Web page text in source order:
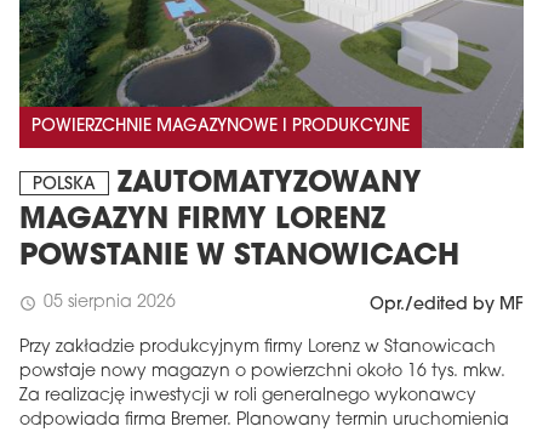
POWIERZCHNIE MAGAZYNOWE I PRODUKCYJNE
POLSKA
ZAUTOMATYZOWANY
MAGAZYN FIRMY LORENZ
POWSTANIE W STANOWICACH
schedule 05 sierpnia 2026 Opr./edited by MF
Przy zakładzie produkcyjnym firmy Lorenz w Stanowicach
powstaje nowy magazyn o powierzchni około 16 tys. mkw.
Za realizację inwestycji w roli generalnego wykonawcy
odpowiada firma Bremer. Planowany termin uruchomienia